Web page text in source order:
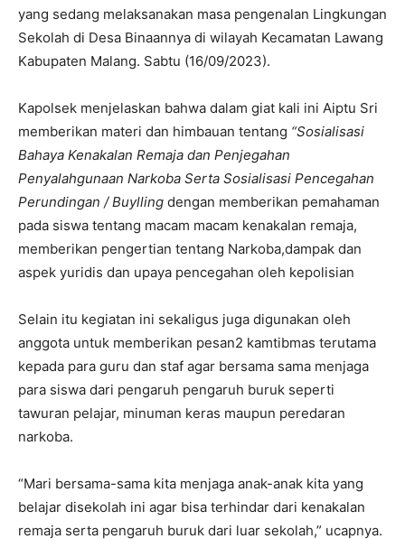
yang sedang melaksanakan masa pengenalan Lingkungan
Sekolah di Desa Binaannya di wilayah Kecamatan Lawang
Kabupaten Malang. Sabtu (16/09/2023).
Kapolsek menjelaskan bahwa dalam giat kali ini Aiptu Sri
memberikan materi dan himbauan tentang “Sosialisasi
Bahaya Kenakalan Remaja dan Penjegahan
Penyalahgunaan Narkoba Serta Sosialisasi Pencegahan
Perundingan / Buylling dengan memberikan pemahaman
pada siswa tentang macam macam kenakalan remaja,
memberikan pengertian tentang Narkoba,dampak dan
aspek yuridis dan upaya pencegahan oleh kepolisian
Selain itu kegiatan ini sekaligus juga digunakan oleh
anggota untuk memberikan pesan2 kamtibmas terutama
kepada para guru dan staf agar bersama sama menjaga
para siswa dari pengaruh pengaruh buruk seperti
tawuran pelajar, minuman keras maupun peredaran
narkoba.
“Mari bersama-sama kita menjaga anak-anak kita yang
belajar disekolah ini agar bisa terhindar dari kenakalan
remaja serta pengaruh buruk dari luar sekolah,” ucapnya.